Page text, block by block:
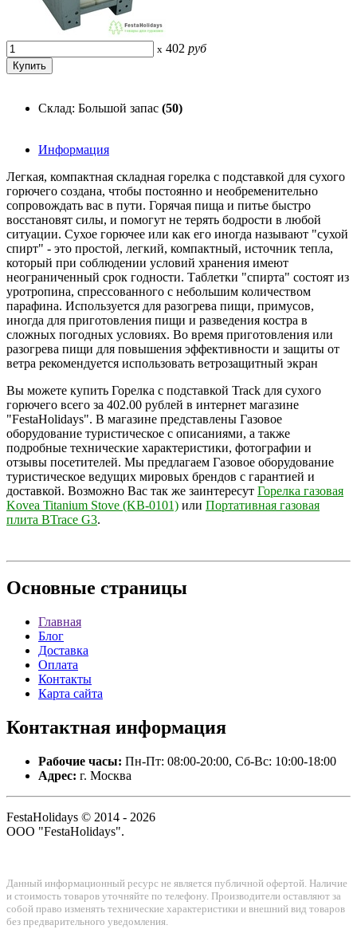
x 402 руб
Склад: Большой запас (50)
Информация
Легкая, компактная складная горелка с подставкой для сухого
горючего создана, чтобы постоянно и необременительно
сопровождать вас в пути. Горячая пища и питье быстро
восстановят силы, и помогут не терять бодрости в любой
ситуации. Сухое горючее или как его иногда называют "сухой
спирт" - это простой, легкий, компактный, источник тепла,
который при соблюдении условий хранения имеют
неограниченный срок годности. Таблетки "спирта" состоят из
уротропина, спрессованного с небольшим количеством
парафина. Используется для разогрева пищи, примусов,
иногда для приготовления пищи и разведения костра в
сложных погодных условиях. Во время приготовления или
разогрева пищи для повышения эффективности и защиты от
ветра рекомендуется использовать ветрозащитный экран
Вы можете купить Горелка с подставкой Track для сухого
горючего всего за 402.00 рублей в интернет магазине
"FestaHolidays". В магазине представлены Газовое
оборудование туристическое с описаниями, а также
подробные технические характеристики, фотографии и
отзывы посетителей. Мы предлагаем Газовое оборудование
туристическое ведущих мировых брендов с гарантией и
доставкой. Возможно Вас так же заинтересут Горелка газовая
Kovea Titanium Stove (KB-0101) или Портативная газовая
плита BTrace G3.
Основные страницы
Главная
Блог
Доставка
Оплата
Контакты
Карта сайта
Контактная информация
Рабочие часы: Пн-Пт: 08:00-20:00, Сб-Вс: 10:00-18:00
Адрес: г. Москва
FestaHolidays © 2014 - 2026
ООО "FestaHolidays".
Данный информационный ресурс не является публичной офертой. Наличие
и стоимость товаров уточняйте по телефону. Производители оставляют за
собой право изменять технические характеристики и внешний вид товаров
без предварительного уведомления.